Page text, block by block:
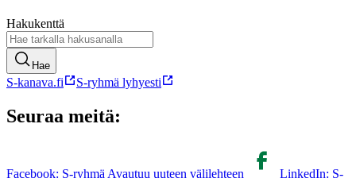
Hakukenttä
Hae
S-kanava.fi S-ryhmä lyhyesti
Seuraa meitä:
Facebook: S-ryhmä Avautuu uuteen välilehteen LinkedIn: S-